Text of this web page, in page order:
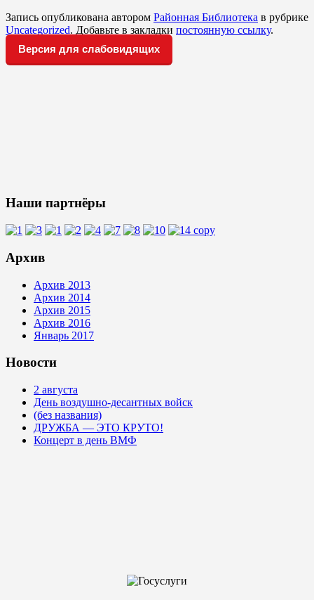
Запись опубликована автором Районная Библиотека в рубрике
Uncategorized. Добавьте в закладки постоянную ссылку.
Версия для слабовидящих
Наши партнёры
Архив
Архив 2013
Архив 2014
Архив 2015
Архив 2016
Январь 2017
Новости
2 августа
День воздушно-десантных войск
(без названия)
ДРУЖБА — ЭТО КРУТО!
Концерт в день ВМФ